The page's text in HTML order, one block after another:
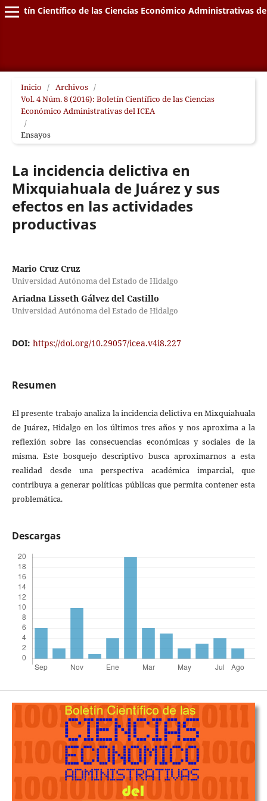
Boletín Científico de las Ciencias Económico Administrativas
Inicio / Archivos /
Vol. 4 Núm. 8 (2016): Boletín Científico de las Ciencias
Económico Administrativas del ICEA
/
Ensayos
La incidencia delictiva en
Mixquiahuala de Juárez y sus
efectos en las actividades
productivas
Mario Cruz Cruz
Universidad Autónoma del Estado de Hidalgo
Ariadna Lisseth Gálvez del Castillo
Universidad Autónoma del Estado de Hidalgo
DOI: https://doi.org/10.29057/icea.v4i8.227
Resumen
El presente trabajo analiza la incidencia delictiva en Mixquiahuala
de Juárez, Hidalgo en los últimos tres años y nos aproxima a la
reflexión sobre las consecuencias económicas y sociales de la
misma. Este bosquejo descriptivo busca aproximarnos a esta
realidad desde una perspectiva académica imparcial, que
contribuya a generar políticas públicas que permita contener esta
problemática.
Descargas